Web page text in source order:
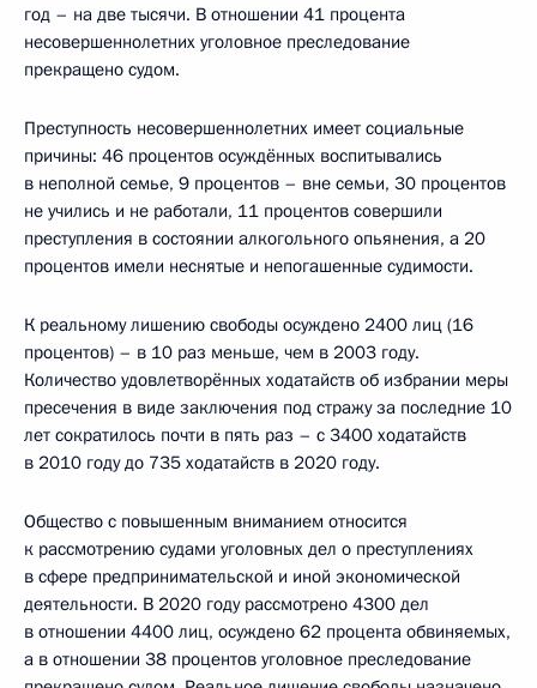
год – на две тысячи. В отношении 41 процента
несовершеннолетних уголовное преследование
прекращено судом.
Преступность несовершеннолетних имеет социальные
причины: 46 процентов осуждённых воспитывались
в неполной семье, 9 процентов – вне семьи, 30 процентов
не учились и не работали, 11 процентов совершили
преступления в состоянии алкогольного опьянения, а 20
процентов имели неснятые и непогашенные судимости.
К реальному лишению свободы осуждено 2400 лиц (16
процентов) – в 10 раз меньше, чем в 2003 году.
Количество удовлетворённых ходатайств об избрании меры
пресечения в виде заключения под стражу за последние 10
лет сократилось почти в пять раз – с 3400 ходатайств
в 2010 году до 735 ходатайств в 2020 году.
Общество с повышенным вниманием относится
к рассмотрению судами уголовных дел о преступлениях
в сфере предпринимательской и иной экономической
деятельности. В 2020 году рассмотрено 4300 дел
в отношении 4400 лиц, осуждено 62 процента обвиняемых,
а в отношении 38 процентов уголовное преследование